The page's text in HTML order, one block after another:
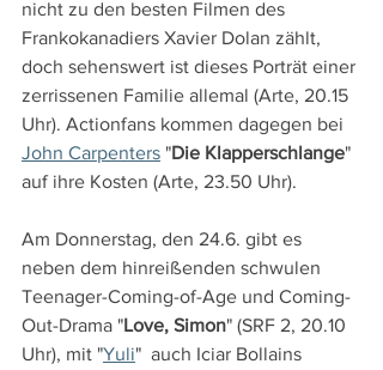
nicht zu den besten Filmen des
Frankokanadiers Xavier Dolan zählt,
doch sehenswert ist dieses Porträt einer
zerrissenen Familie allemal (Arte, 20.15
Uhr). Actionfans kommen dagegen bei
John Carpenters "Die Klapperschlange"
auf ihre Kosten (Arte, 23.50 Uhr).
Am Donnerstag, den 24.6. gibt es
neben dem hinreißenden schwulen
Teenager-Coming-of-Age und Coming-
Out-Drama "Love, Simon" (SRF 2, 20.10
Uhr), mit "Yuli"  auch Iciar Bollains